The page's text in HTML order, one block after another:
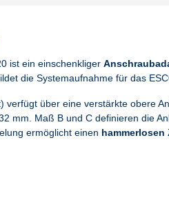
ist ein einschenkliger
die Systemaufnahme für das
verfügt über eine verstärkte obere
mm. Maß B und C definieren die
ermöglicht einen hammerlosen